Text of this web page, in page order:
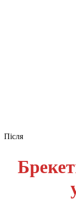
Після